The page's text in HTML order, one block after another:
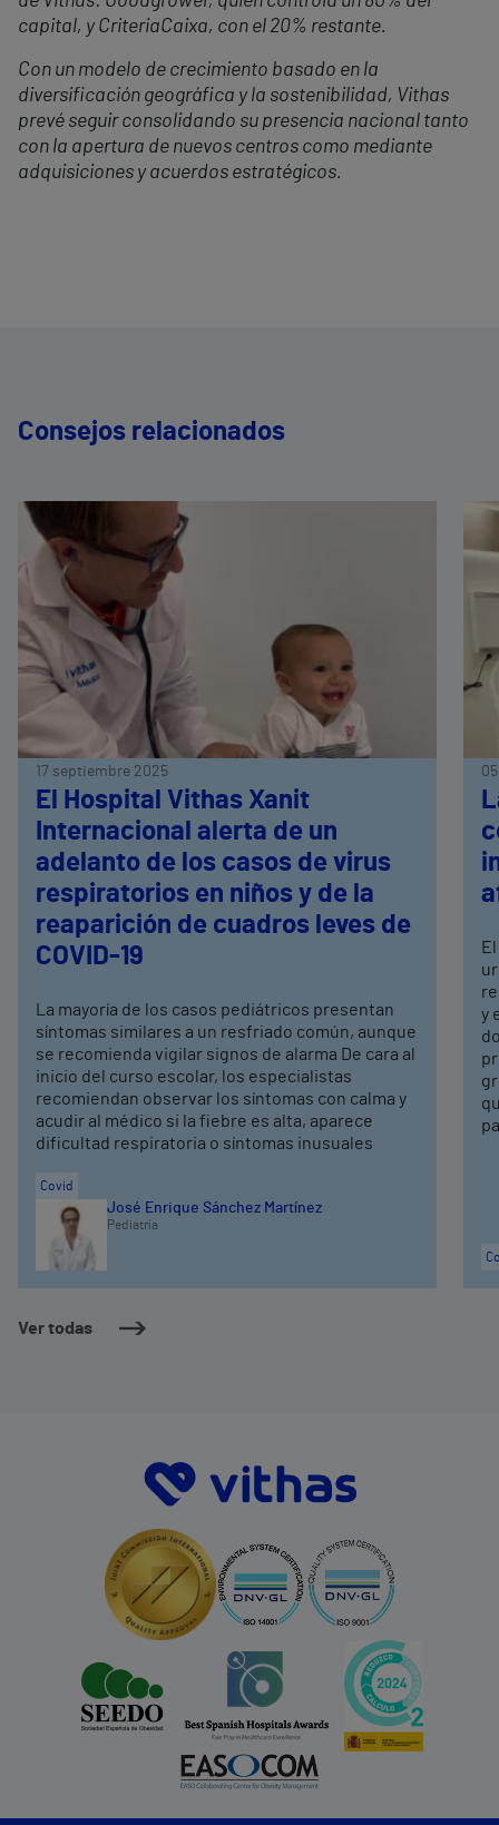
capital, y CriteriaCaixa, con el 20% restante.
Con un modelo de crecimiento basado en la
diversificación geográfica y la sostenibilidad, Vithas
prevé seguir consolidando su presencia nacional tanto
con la apertura de nuevos centros como mediante
adquisiciones y acuerdos estratégicos.
Consejos relacionados
Ver todas
17 septiembre 2025
El Hospital Vithas Xanit
Internacional alerta de un
adelanto de los casos de virus
respiratorios en niños y de la
reaparición de cuadros leves de
COVID-19
La mayoría de los casos pediátricos presentan
síntomas similares a un resfriado común, aunque
se recomienda vigilar signos de alarma De cara al
inicio del curso escolar, los especialistas
recomiendan observar los síntomas con calma y
acudir al médico si la fiebre es alta, aparece
dificultad respiratoria o síntomas inusuales
Covid
José Enrique Sánchez Martínez
Pediatría
y